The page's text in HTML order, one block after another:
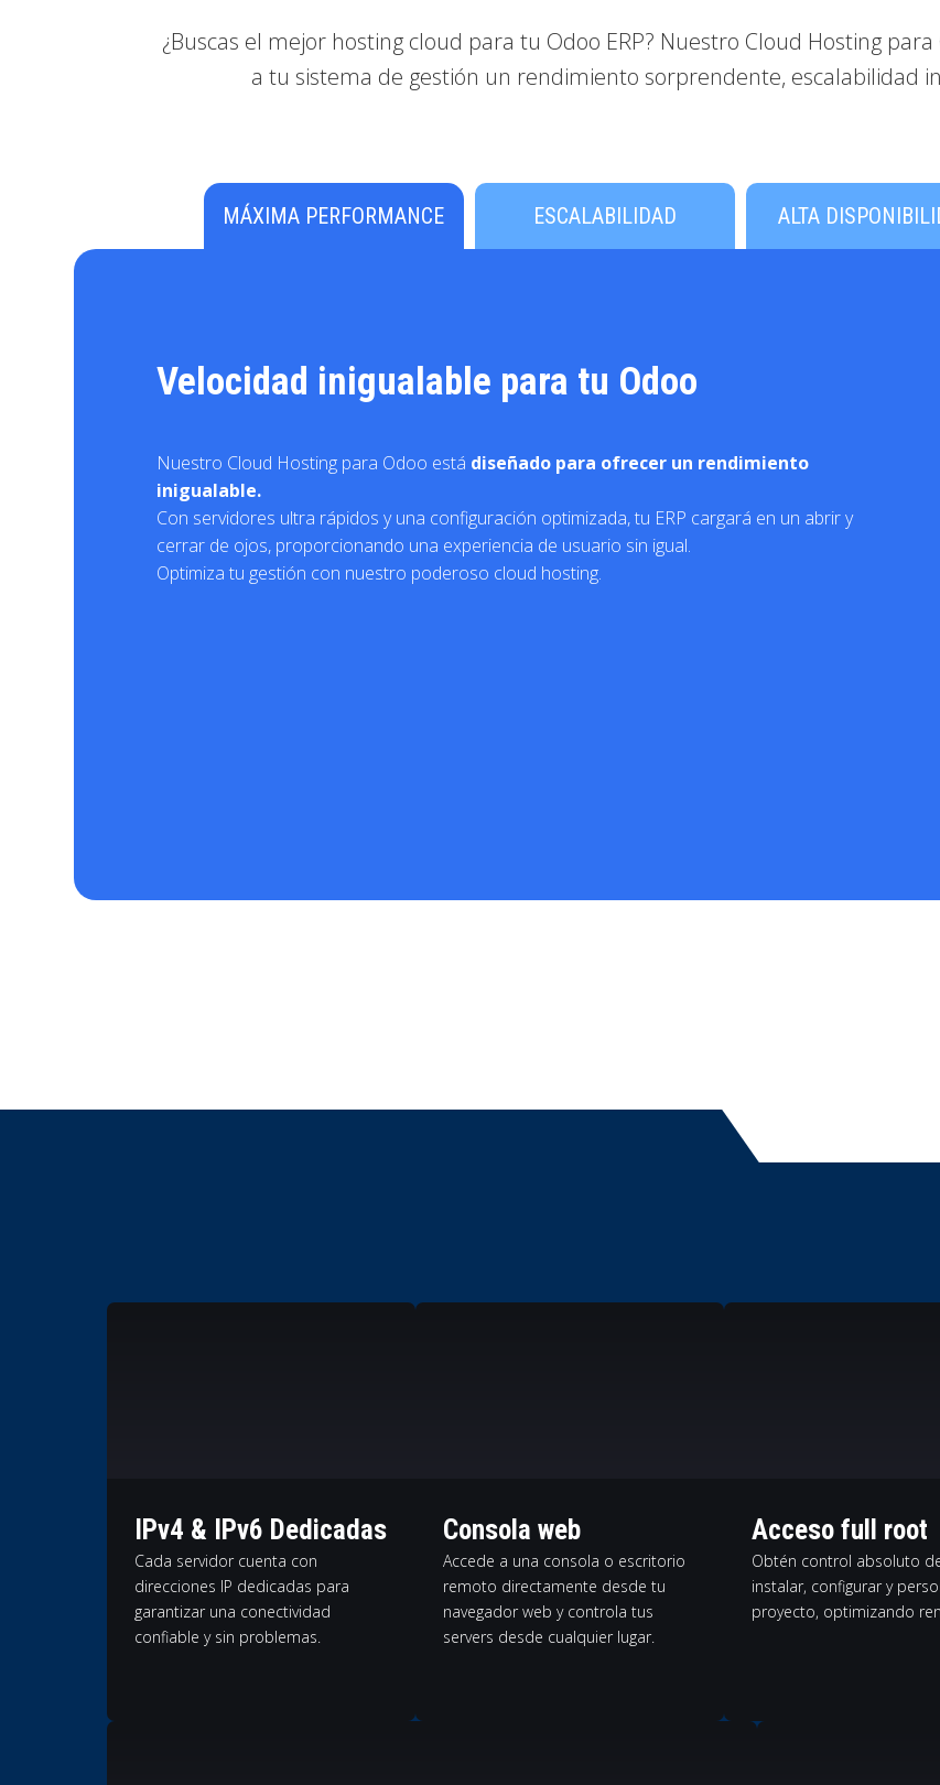
¿Buscas el mejor hosting cloud para tu Odoo ERP? Nuestro Cloud Hosting
a tu sistema de gestión un rendimiento sorprendente, escalabilidad
MÁXIMA PERFORMANCE ESCALABILIDAD ALTA
Velocidad inigualable para tu Odoo
Nuestro Cloud Hosting para Odoo está diseñado para ofrecer un rendimiento
inigualable.
Con servidores ultra rápidos y una configuración optimizada, tu ERP cargará en un abrir y
cerrar de ojos, proporcionando una experiencia de usuario sin igual.
Optimiza tu gestión con nuestro poderoso cloud hosting.
IPv4 & IPv6 Dedicadas
Cada servidor cuenta con
direcciones IP dedicadas para
garantizar una conectividad
confiable y sin problemas.
Consola web
Accede a una consola o escritorio
remoto directamente desde tu
navegador web y controla tus
servers desde cualquier lugar.
Acceso full root
Obtén control absoluto
instalar, configurar y
proyecto, optimizando